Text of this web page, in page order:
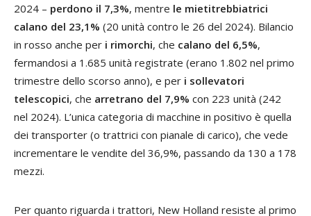
2024 – perdono il 7,3%, mentre le mietitrebbiatrici
calano del 23,1% (20 unità contro le 26 del 2024). Bilancio
in rosso anche per i rimorchi, che calano del 6,5%,
fermandosi a 1.685 unità registrate (erano 1.802 nel primo
trimestre dello scorso anno), e per i sollevatori
telescopici, che arretrano del 7,9% con 223 unità (242
nel 2024). L’unica categoria di macchine in positivo è quella
dei transporter (o trattrici con pianale di carico), che vede
incrementare le vendite del 36,9%, passando da 130 a 178
mezzi.
Per quanto riguarda i trattori, New Holland resiste al primo